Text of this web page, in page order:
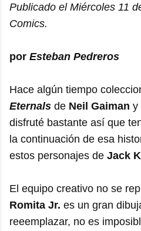
Publicado el Miércoles 11
Comics.
por Esteban Pedreros
Hace algún tiempo
Eternals de Neil Gaiman y
disfruté bastante así que
la continuación de esa
estos personajes de Jack
El equipo creativo no se
Romita Jr. es un gran
reeemplazar, no es